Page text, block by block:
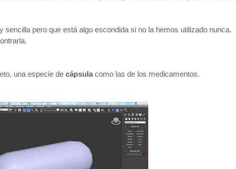
pero que está algo escondida si no la hemos utilizado nunca.
una especie de cápsulacomo las de los medicamentos.